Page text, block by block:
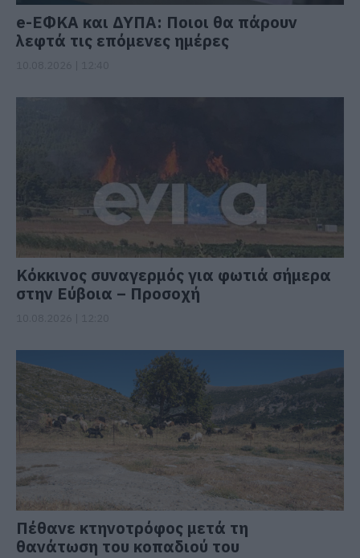
e-ΕΦΚΑ και ΔΥΠΑ: Ποιοι θα πάρουν
λεφτά τις επόμενες ημέρες
Κόκκινος συναγερμός για φωτιά σήμερα
στην Εύβοια – Προσοχή
Πέθανε κτηνοτρόφος μετά τη
θανάτωση του κοπαδιού του